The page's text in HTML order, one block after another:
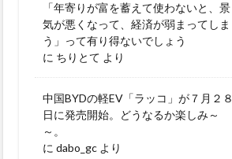
「年寄りが富を蓄えて使わないと、景
気が悪くなって、経済が弱まってしま
う」って有り得ないでしょう
に ちりとて より
中国BYDの軽EV「ラッコ」が７月２８
日に発売開始。どうなるか楽しみ～
～。
に dabo_gc より